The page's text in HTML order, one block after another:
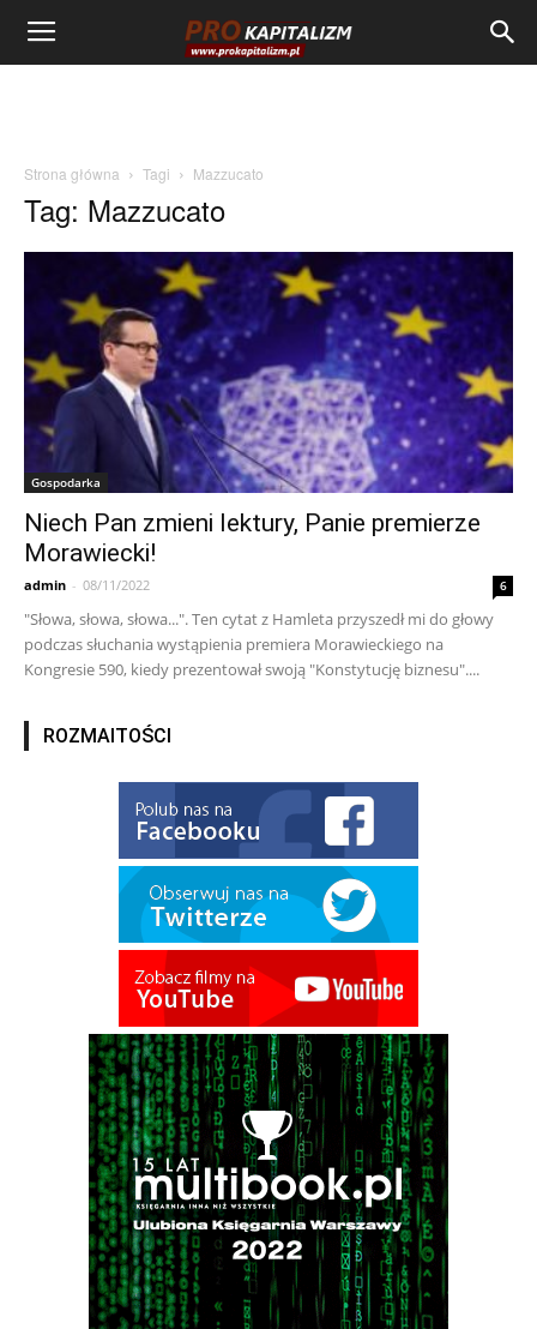
Strona główna Tagi Mazzucato
Tag: Mazzucato
Gospodarka
Niech Pan zmieni lektury, Panie premierze
Morawiecki!
admin - 08/11/2022 6
"Słowa, słowa, słowa...". Ten cytat z Hamleta przyszedł mi do głowy
podczas słuchania wystąpienia premiera Morawieckiego na
Kongresie 590, kiedy prezentował swoją "Konstytucję biznesu"....
ROZMAITOŚCI